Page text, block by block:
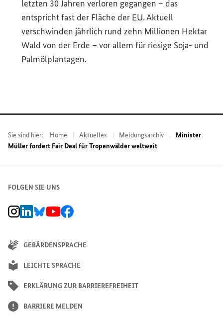
letzten 30 Jahren verloren gegangen – das
entspricht fast der Fläche derEU. Aktuell
verschwinden jährlich rund zehn Millionen Hektar
Wald von der Erde – vor allem für riesige Soja- und
Palmölplantagen.
Sie sind hier: Home Aktuelles Meldungsarchiv
Minister
Müller fordert Fair Deal für Tropenwälder weltweit
FOLGEN SIE UNS
BMZ Instagram-Kanal, Externer Link
BMZ LinkedIn Unternehmensseite, Externer Link
BMZ Bluesky-Seite, Externer Link
BMZ Youtube-Kanal, Externer Link
BMZ Facebook-Seite, Externer Link
GEBÄRDENSPRACHE
LEICHTE SPRACHE
ERKLÄRUNG ZUR BARRIEREFREIHEIT
BARRIERE MELDEN